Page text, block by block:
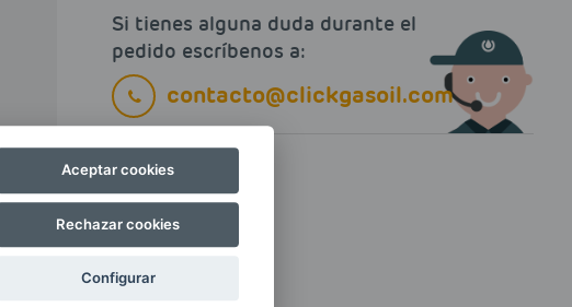
Si tienes alguna duda durante el
pedido escríbenos a:
contacto@clickgasoil.com
Aceptar cookies
Rechazar cookies
Configurar